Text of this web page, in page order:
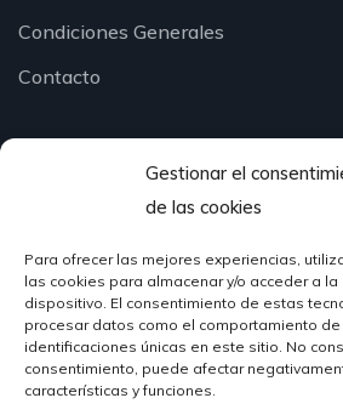
Gestionar el
de las cookies
Para ofrecer las mejores experiencias,
las cookies para almacenar y/o acceder a
dispositivo. El consentimiento de estas
procesar datos como el comportamiento
identificaciones únicas en este sitio. No
consentimiento, puede afectar
características y funciones.
Condiciones Generales
Contacto
¿Hablamos?
624 51 12 10
info@hosteleriasantander.com